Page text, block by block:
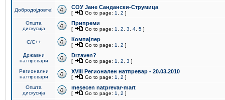
Добродојдовте! СОУ Јане Сандански-Струмица
[ Go to page: 1 2 ]
Општа
дискусија
Припреми
[ Go to page: 1 2 3 4 5 ]
C/C++ Компајлер
[ Go to page: 1 2 ]
Државни
натпревари
Drzaven?
[ Go to page: 1 2 3 ]
Регионални
натпревари
XVIII Регионален натпревар - 20.03.2010
[ Go to page: 1 2 ]
Општа
дискусија
mesecen natprevar-mart
[ Go to page: 1 2 ]